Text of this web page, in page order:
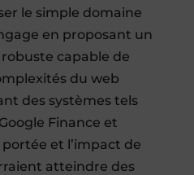
le simple domaine
en proposant un
capable de
du web
des systèmes tels
Finance et
et l’impact de
atteindre des